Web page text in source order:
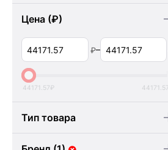
Цена (₽)
₽–
44171.57₽ 44171.57
Тип товара